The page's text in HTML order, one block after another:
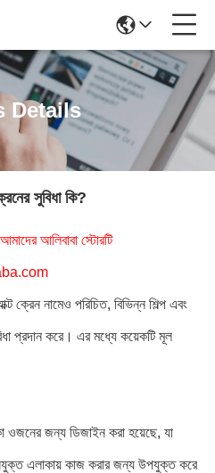
Details
সুবিধা কি?
আলিবাবা স্টোরটি
ক্রেন নামেও পরিচিত, বিভিন্ন শিল্প এবং
প্রদান করে। এর মধ্যে কয়েকটি মূল
ওজনের জন্য ডিজাইন করা হয়েছে, যা
এলাকায় কাজ করার জন্য উপযুক্ত করে